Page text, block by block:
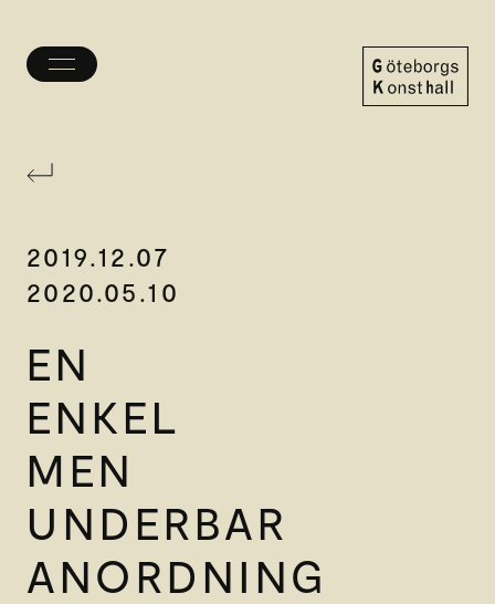
Öppna/stäng
2019.12.07
2020.05.10
EN
ENKEL
MEN
UNDERBAR
ANORDNING